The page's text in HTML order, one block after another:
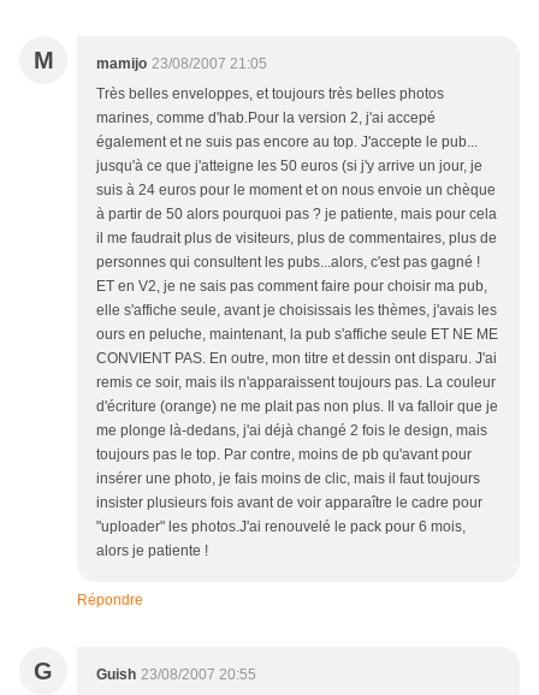
M mamijo 23/08/2007 21:05
Très belles enveloppes, et toujours très belles photos
marines, comme d'hab.Pour la version 2, j'ai accepé
également et ne suis pas encore au top. J'accepte le pub...
jusqu'à ce que j'atteigne les 50 euros (si j'y arrive un jour, je
suis à 24 euros pour le moment et on nous envoie un chèque
à partir de 50 alors pourquoi pas ? je patiente, mais pour cela
il me faudrait plus de visiteurs, plus de commentaires, plus de
personnes qui consultent les pubs...alors, c'est pas gagné !
ET en V2, je ne sais pas comment faire pour choisir ma pub,
elle s'affiche seule, avant je choisissais les thèmes, j'avais les
ours en peluche, maintenant, la pub s'affiche seule ET NE ME
CONVIENT PAS. En outre, mon titre et dessin ont disparu. J'ai
remis ce soir, mais ils n'apparaissent toujours pas. La couleur
d'écriture (orange) ne me plait pas non plus. Il va falloir que je
me plonge là-dedans, j'ai déjà changé 2 fois le design, mais
toujours pas le top. Par contre, moins de pb qu'avant pour
insérer une photo, je fais moins de clic, mais il faut toujours
insister plusieurs fois avant de voir apparaître le cadre pour
"uploader" les photos.J'ai renouvelé le pack pour 6 mois,
alors je patiente !
Répondre
G Guish 23/08/2007 20:55